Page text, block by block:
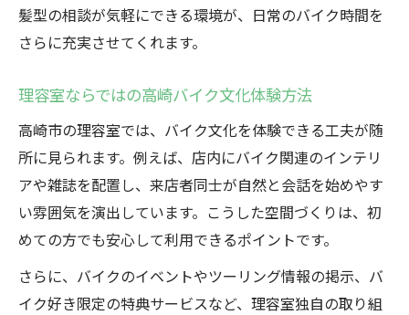
髪型の相談が気軽にできる環境が、日常のバイク時間を
さらに充実させてくれます。
理容室ならではの高崎バイク文化体験方法
高崎市の理容室では、バイク文化を体験できる工夫が随
所に見られます。例えば、店内にバイク関連のインテリ
アや雑誌を配置し、来店者同士が自然と会話を始めやす
い雰囲気を演出しています。こうした空間づくりは、初
めての方でも安心して利用できるポイントです。
さらに、バイクのイベントやツーリング情報の掲示、バ
イク好き限定の特典サービスなど、理容室独自の取り組